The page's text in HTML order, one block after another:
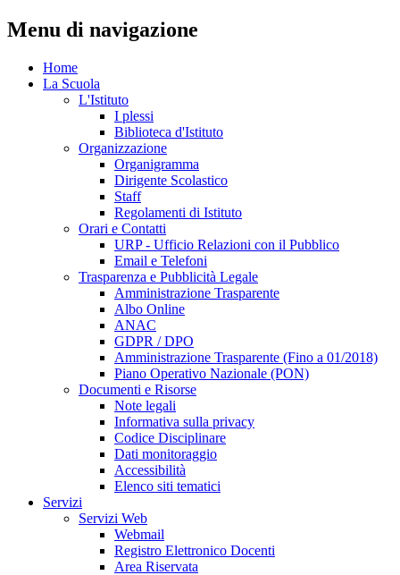
Menu di navigazione
Home
La Scuola
L'Istituto
I plessi
Biblioteca d'Istituto
Organizzazione
Organigramma
Dirigente Scolastico
Staff
Regolamenti di Istituto
Orari e Contatti
URP - Ufficio Relazioni con il Pubblico
Email e Telefoni
Trasparenza e Pubblicità Legale
Amministrazione Trasparente
Albo Online
ANAC
GDPR / DPO
Amministrazione Trasparente (Fino a 01/2018)
Piano Operativo Nazionale (PON)
Documenti e Risorse
Note legali
Informativa sulla privacy
Codice Disciplinare
Dati monitoraggio
Accessibilità
Elenco siti tematici
Servizi
Servizi Web
Webmail
Registro Elettronico Docenti
Area Riservata